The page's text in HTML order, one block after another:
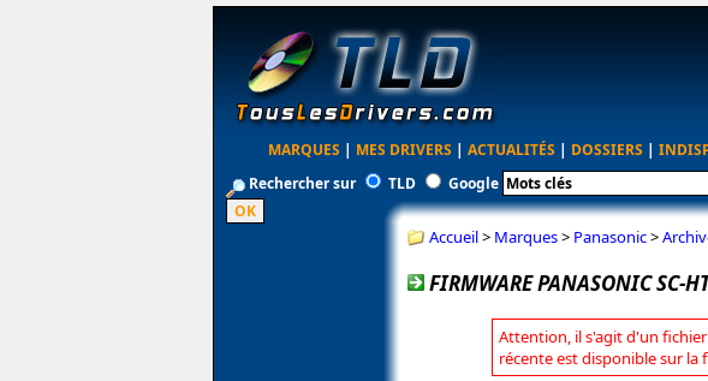
MARQUES | MES DRIVERS | ACTUALITÉS | DOSSIERS |
Rechercher sur
TLD Google
Accueil> Marques> Panasonic>
FIRMWARE PANASONIC SC-
Attention, il s'agit d'un
récente est disponible sur la